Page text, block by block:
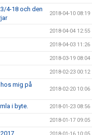
4-18 och den
2018-04-10 08:19
2018-04-04 12:55
2018-04-03 11:26
2018-03-19 08:04
2018-02-23 00:12
mig på
2018-02-20 10:06
i byte. 2018-01-23 08:56
2018-01-17 09:05